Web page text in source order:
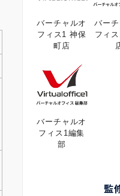
バーチャルオ
フィス1 神保
町店
バー
フィ
バーチャルオ
フィス1編集
部
監